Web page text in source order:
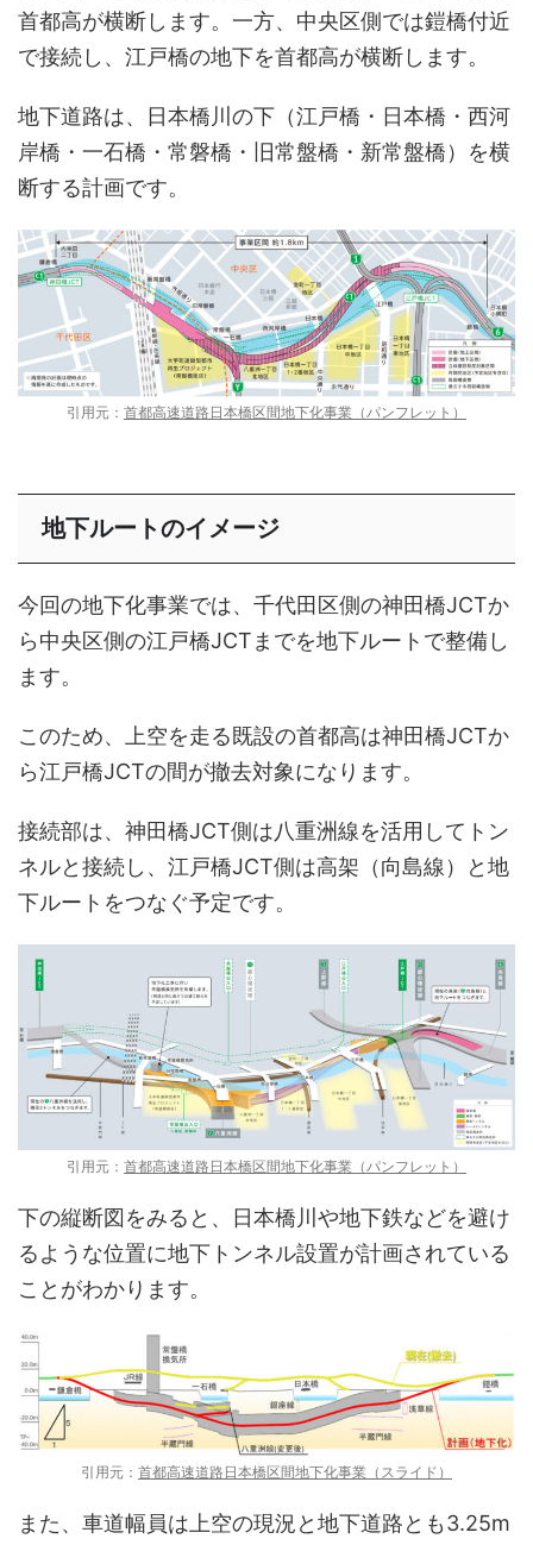
首都高が横断します。一方、中央区側では鎧橋付近
で接続し、江戸橋の地下を首都高が横断します。
地下道路は、日本橋川の下（江戸橋・日本橋・西河
岸橋・一石橋・常磐橋・旧常盤橋・新常盤橋）を横
断する計画です。
引用元： 首都高速道路日本橋区間地下化事業（パンフレット）
地下ルートのイメージ
今回の地下化事業では、千代田区側の神田橋JCTか
ら中央区側の江戸橋JCTまでを地下ルートで整備し
ます。
このため、上空を走る既設の首都高は神田橋JCTか
ら江戸橋JCTの間が撤去対象になります。
接続部は、神田橋JCT側は八重洲線を活用してトン
ネルと接続し、江戸橋JCT側は高架（向島線）と地
下ルートをつなぐ予定です。
引用元： 首都高速道路日本橋区間地下化事業（パンフレット）
下の縦断図をみると、日本橋川や地下鉄などを避け
るような位置に地下トンネル設置が計画されている
ことがわかります。
引用元： 首都高速道路日本橋区間地下化事業（スライド）
また、車道幅員は上空の現況と地下道路とも3.25m